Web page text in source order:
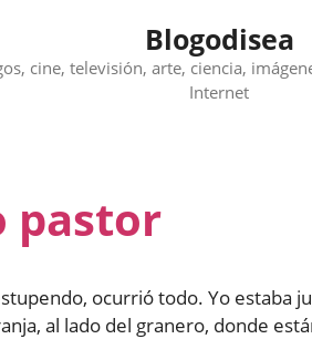
Blogodisea
cine, televisión, arte, ciencia,
Internet
pastor
ocurrió todo. Yo estaba
al lado del granero, donde